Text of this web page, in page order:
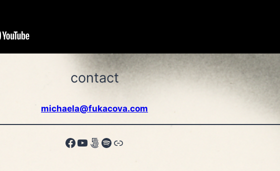
contact
michaela@fukacova.com
Facebook
YouTube
500px
Spotify
Odkaz